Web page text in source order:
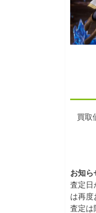
買取
お知ら
査定日
は再度
査定は